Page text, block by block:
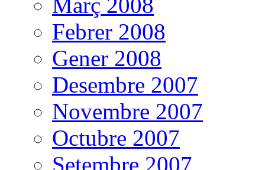
Febrer 2008
Gener 2008
Desembre 2007
Novembre 2007
Octubre 2007
Setembre 2007